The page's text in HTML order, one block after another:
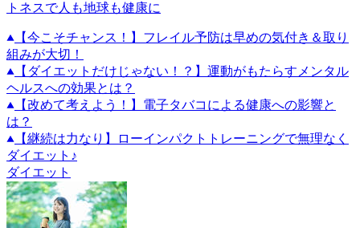
トネスで人も地球も健康に
【今こそチャンス！】フレイル予防は早めの気付き＆取り
組みが大切！
【ダイエットだけじゃない！？】運動がもたらすメンタル
ヘルスへの効果とは？
【改めて考えよう！】電子タバコによる健康への影響と
は？
【継続は力なり】ローインパクトトレーニングで無理なく
ダイエット♪
ダイエット